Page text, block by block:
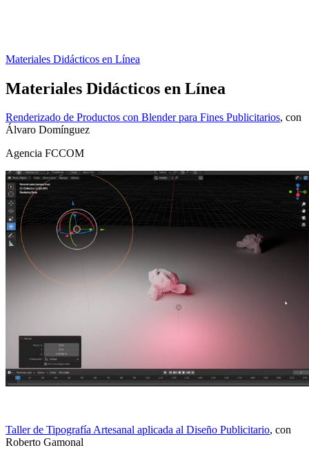
Materiales Didácticos en Línea
Materiales Didácticos en Línea
Renderizado de Productos con Blender para Fines Publicitarios, con
Álvaro Domínguez
Agencia FCCOM
Taller de Tipografía Artesanal aplicada al Diseño Publicitario, con
Roberto Gamonal